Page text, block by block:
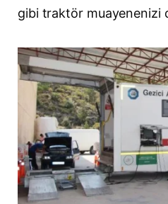
gibi traktör muayenenizi